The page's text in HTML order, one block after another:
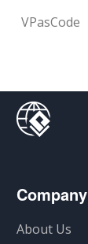
VPasCode
Company
About Us